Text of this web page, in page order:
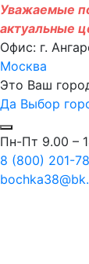
Уважаемые
актуальные
Офис: г.
Москва
Это Ваш
Да Выбор
Пн-Пт 9.00 –
8 (800) 201-